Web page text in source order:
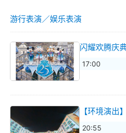
游行表演／娱乐表演
闪耀欢腾庆
17:00
【环境演出
20:55